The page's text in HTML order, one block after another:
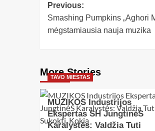
Previous:
Smashing Pumpkins „Aghori
mėgstamiausia nauja muzika
More Stories
TAVO MIESTAS
MUZIKOS Industrijos
Ekspertas SH JungtinėS
Karalystės: Valdžia Tuti